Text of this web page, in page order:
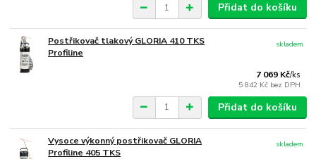
Přidat do košíku
Postřikovač tlakový GLORIA 410 TKS
Profiline
7 069 Kč/ks
5 842 Kč bez DPH
skladem
Přidat do košíku
Vysoce výkonný postřikovač GLORIA
Profiline 405 TKS
skladem